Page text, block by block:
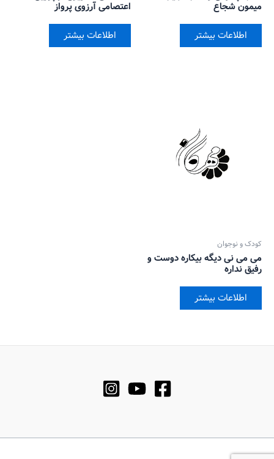
میمون شجاع
اطلاعات بیشتر
اعتصامی آرزوی پرواز
اطلاعات بیشتر
کودک و نوجوان
می می نی دیگه بیکاره دوست و
رفیق نداره
اطلاعات بیشتر